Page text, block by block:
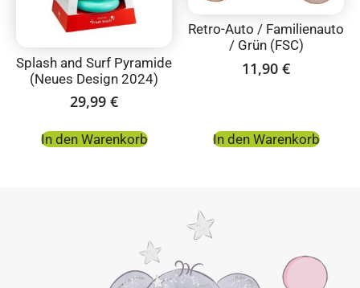
Splash and Surf Pyramide
(Neues Design 2024)
29,99 €
In den Warenkorb
Retro-Auto / Familienauto
/ Grün (FSC)
11,90 €
In den Warenkorb